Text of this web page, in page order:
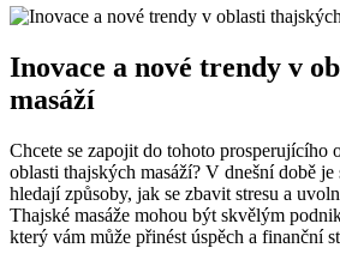
Inovace a nové trendy v
masáží
Chcete se zapojit do tohoto prosperujícího
oblasti thajských masáží? V dnešní době
hledají způsoby, jak se zbavit stresu a
Thajské masáže mohou být skvělým
který vám může přinést úspěch a finanční